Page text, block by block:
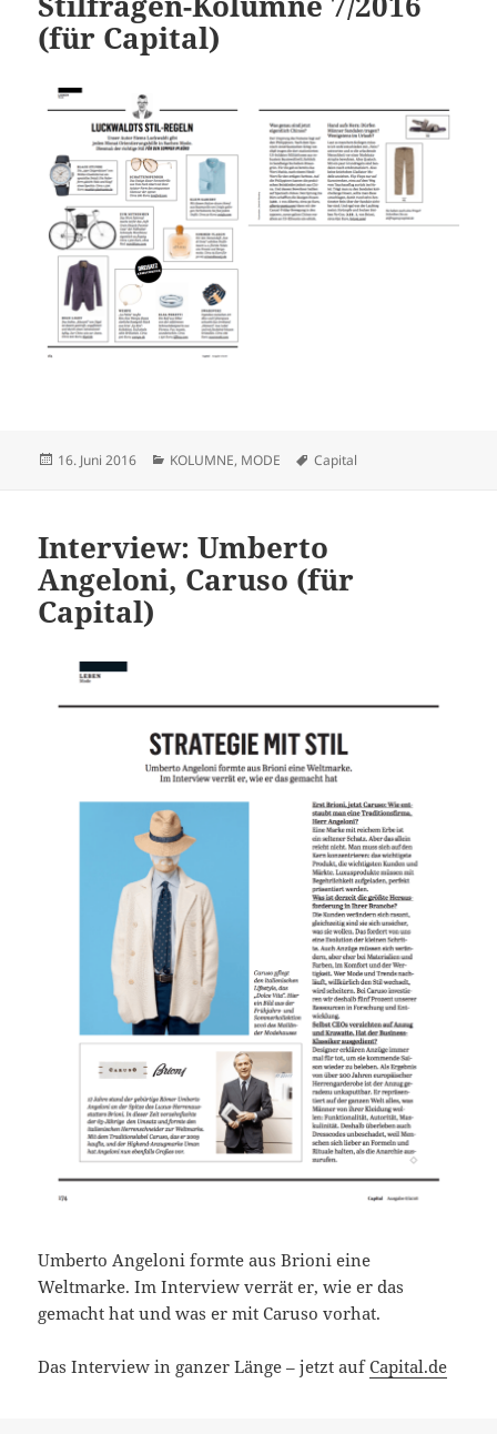
(für Capital)
Veröffentlicht
16. Juni 2016 Kategorien
KOLUMNE, MODE Schlagwörter
Capital
Interview: Umberto
Angeloni, Caruso (für
Capital)
Umberto Angeloni formte aus Brioni eine
Weltmarke. Im Interview verrät er, wie er das
gemacht hat und was er mit Caruso vorhat.
Das Interview in ganzer Länge – jetzt aufCapital.de